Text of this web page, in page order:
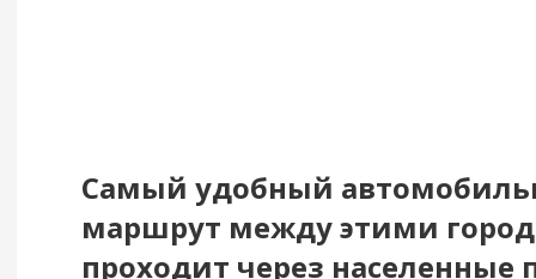
Самый удобный
маршрут между этими
проходит через населенные